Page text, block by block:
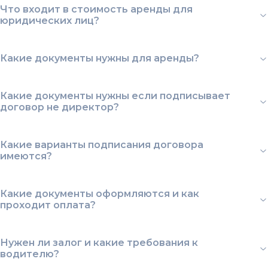
Что входит в стоимость аренды для
юридических лиц?
Какие документы нужны для аренды?
Какие документы нужны если подписывает
договор не директор?
Какие варианты подписания договора
имеются?
Какие документы оформляются и как
проходит оплата?
Нужен ли залог и какие требования к
водителю?